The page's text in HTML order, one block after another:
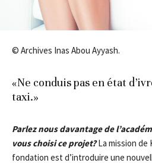
© Archives Inas Abou Ayyash.
«Ne conduis pas en état
taxi.»
Parlez nous davantage de
vous choisi ce projet?La mission de
fondation est d’introduire une